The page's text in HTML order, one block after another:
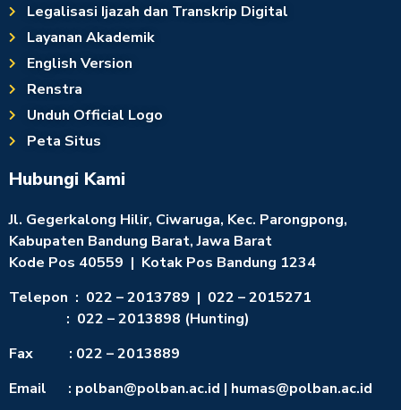
Legalisasi Ijazah dan Transkrip Digital
Layanan Akademik
English Version
Renstra
Unduh Official Logo
Peta Situs
Hubungi Kami
Jl. Gegerkalong Hilir, Ciwaruga, Kec. Parongpong,
Kabupaten Bandung Barat, Jawa Barat
Kode Pos 40559 | Kotak Pos Bandung 1234
Telepon : 022 – 2013789 | 022 – 2015271
: 022 – 2013898 (Hunting)
Fax : 022 – 2013889
Email : polban@polban.ac.id | humas@polban.ac.id